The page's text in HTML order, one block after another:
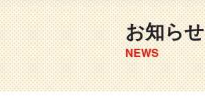
お知らせ